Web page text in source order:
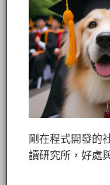
剛在程式開發的
讀研究所，好處